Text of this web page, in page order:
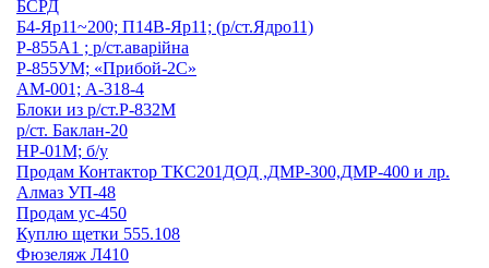
БСРД
Б4-Яр11~200; П14В-Яр11; (р/ст.Ядро11)
Р-855А1 ; р/ст.аварійна
Р-855УМ; «Прибой-2С»
АМ-001; А-318-4
Блоки из р/ст.Р-832М
р/ст. Баклан-20
НР-01М; б/у
Продам Контактор ТКС201ДОД ,ДМР-300,ДМР-400 и лр.
Алмаз УП-48
Продам ус-450
Куплю щетки 555.108
Фюзеляж Л410